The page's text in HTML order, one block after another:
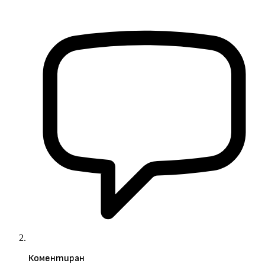
Коментиран